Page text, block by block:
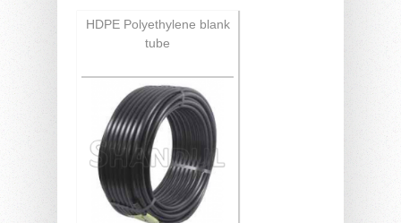
HDPE Polyethylene blank
tube